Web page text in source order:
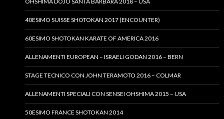
40ESIMO SUISSE SHOTOKAN 2017 (ENCOUNTER)
60ESIMO SHOTOKAN KARATE OF AMERICA 2016
ALLENAMENTI EUROPEAN – ISRAELI GODAN 2016 – BERN
STAGE TECNICO CON JOHN TERAMOTO 2016 – COLMAR
ALLENAMENTI SPECIALI CON SENSEI OHSHIMA 2015 – USA
50ESIMO FRANCE SHOTOKAN 2014